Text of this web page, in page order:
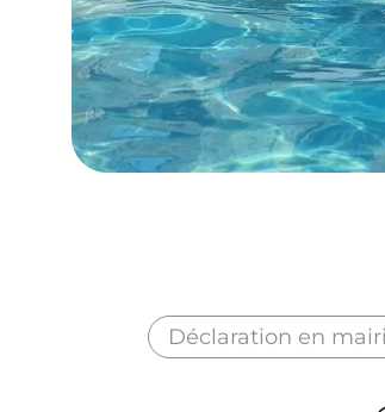
Déclaration en